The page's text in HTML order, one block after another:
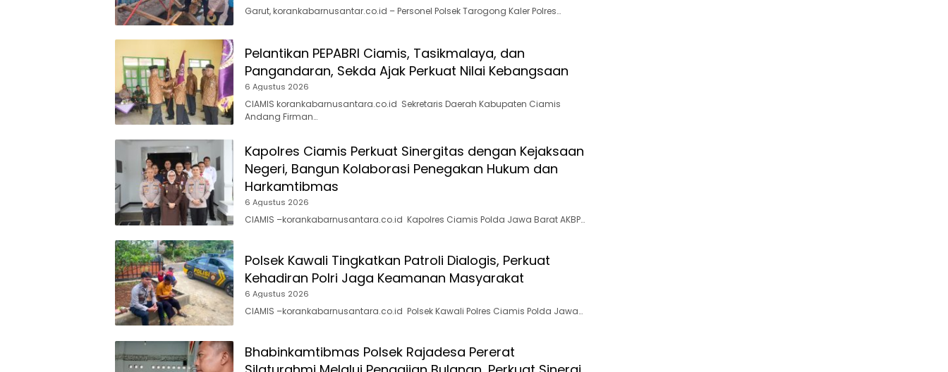
Garut, korankabarnusantar.co.id – Personel Polsek Tarogong Kaler Polres…
Pelantikan PEPABRI Ciamis, Tasikmalaya, dan
Pangandaran, Sekda Ajak Perkuat Nilai Kebangsaan
6 Agustus 2026
CIAMIS korankabarnusantara.co.id Sekretaris Daerah Kabupaten Ciamis
Andang Firman…
Kapolres Ciamis Perkuat Sinergitas dengan Kejaksaan
Negeri, Bangun Kolaborasi Penegakan Hukum dan
Harkamtibmas
6 Agustus 2026
CIAMIS –korankabarnusantara.co.id Kapolres Ciamis Polda Jawa Barat AKBP…
Polsek Kawali Tingkatkan Patroli Dialogis, Perkuat
Kehadiran Polri Jaga Keamanan Masyarakat
6 Agustus 2026
CIAMIS –korankabarnusantara.co.id Polsek Kawali Polres Ciamis Polda Jawa…
Bhabinkamtibmas Polsek Rajadesa Pererat